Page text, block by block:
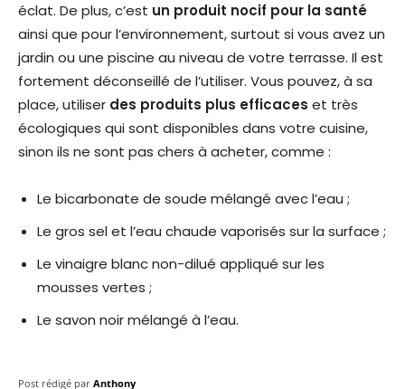
éclat. De plus, c’est un produit nocif pour la santé
ainsi que pour l’environnement, surtout si vous avez un
jardin ou une piscine au niveau de votre terrasse. Il est
fortement déconseillé de l’utiliser. Vous pouvez, à sa
place, utiliser des produits plus efficaces et très
écologiques qui sont disponibles dans votre cuisine,
sinon ils ne sont pas chers à acheter, comme :
Le bicarbonate de soude mélangé avec l’eau ;
Le gros sel et l’eau chaude vaporisés sur la surface ;
Le vinaigre blanc non-dilué appliqué sur les
mousses vertes ;
Le savon noir mélangé à l’eau.
Post rédigé par Anthony